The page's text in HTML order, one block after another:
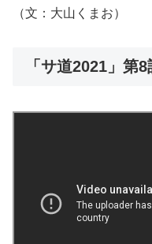
（文：大山くまお）
「サ道2021」第